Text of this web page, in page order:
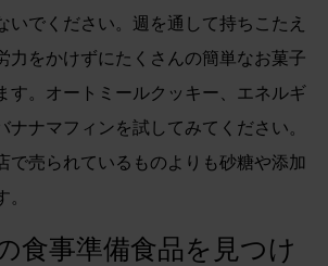
いでください。週を通して持ちこたえ
力をかけずにたくさんの簡単なお菓子
す。オートミールクッキー、エネルギ
ナマフィンを試してみてください。
で売られているものよりも砂糖や添加
食事準備食品を見つけ